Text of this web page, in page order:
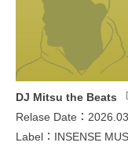
DJ Mitsu the Beats
Relase Date：
Label：INSENSE